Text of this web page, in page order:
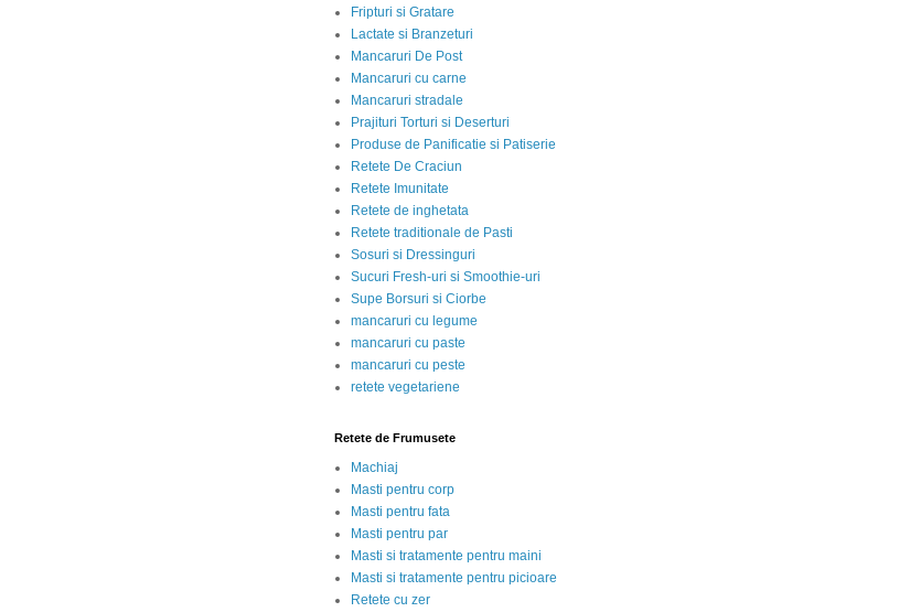
Fripturi si Gratare
Lactate si Branzeturi
Mancaruri De Post
Mancaruri cu carne
Mancaruri stradale
Prajituri Torturi si Deserturi
Produse de Panificatie si Patiserie
Retete De Craciun
Retete Imunitate
Retete de inghetata
Retete traditionale de Pasti
Sosuri si Dressinguri
Sucuri Fresh-uri si Smoothie-uri
Supe Borsuri si Ciorbe
mancaruri cu legume
mancaruri cu paste
mancaruri cu peste
retete vegetariene
Retete de Frumusete
Machiaj
Masti pentru corp
Masti pentru fata
Masti pentru par
Masti si tratamente pentru maini
Masti si tratamente pentru picioare
Retete cu zer